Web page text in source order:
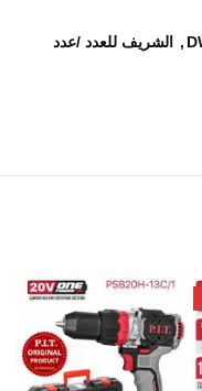
,
الشريف للعدد /عدد